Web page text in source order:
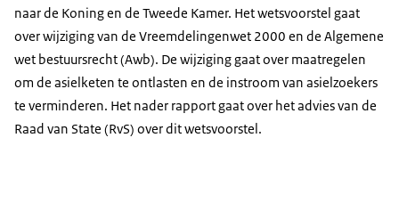
naar de Koning en de Tweede Kamer. Het wetsvoorstel gaat
over wijziging van de Vreemdelingenwet 2000 en de Algemene
wet bestuursrecht (Awb). De wijziging gaat over maatregelen
om de asielketen te ontlasten en de instroom van asielzoekers
te verminderen. Het nader rapport gaat over het advies van de
Raad van State (RvS) over dit wetsvoorstel.